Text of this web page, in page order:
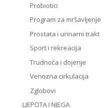
Probiotici
Program za mršavljenje
Prostata i urinarni trakt
Sport i rekreacija
Trudnoća i dojenje
Venozna cirkulacija
Zglobovi
LJEPOTA I NJEGA